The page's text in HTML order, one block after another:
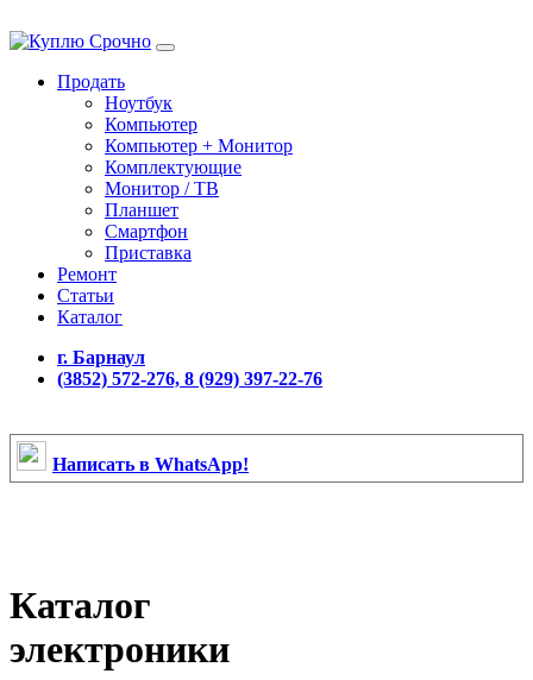
Продать
Ноутбук
Компьютер
Компьютер + Монитор
Комплектующие
Монитор / ТВ
Планшет
Смартфон
Приставка
Ремонт
Статьи
Каталог
г. Барнаул
(3852) 572-276, 8 (929) 397-22-76
Написать в WhatsApp!
Каталог
электроники